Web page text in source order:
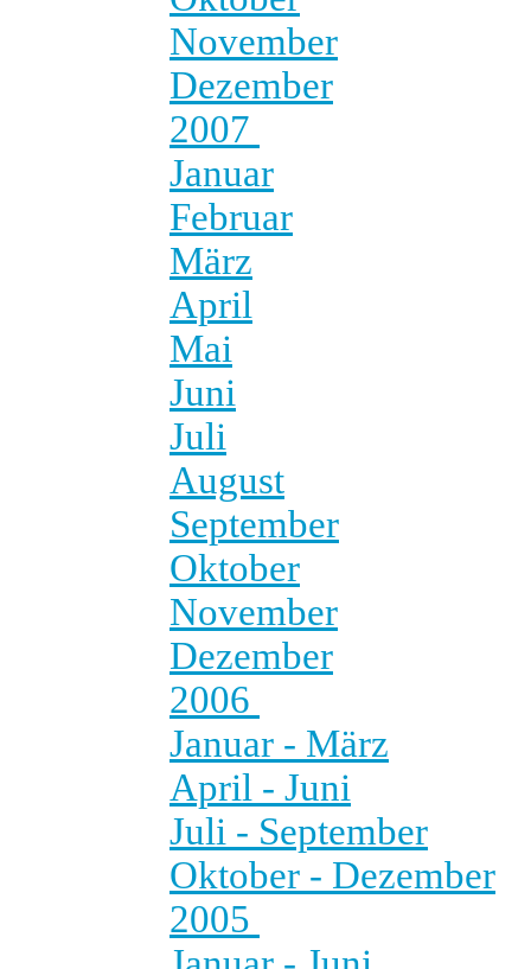
November
Dezember
2007
Januar
Februar
März
April
Mai
Juni
Juli
August
September
Oktober
November
Dezember
2006
Januar - März
April - Juni
Juli - September
Oktober - Dezember
2005